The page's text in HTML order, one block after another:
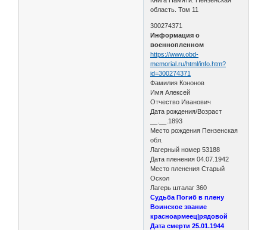
область. Том 11
300274371
Информация о
военнопленном
https://www.obd-
memorial.ru/html/info.htm?
id=300274371
Фамилия Кононов
Имя Алексей
Отчество Иванович
Дата рождения/Возраст
__.__.1893
Место рождения Пензенская
обл.
Лагерный номер 53188
Дата пленения 04.07.1942
Место пленения Старый
Оскол
Лагерь шталаг 360
Судьба Погиб в плену
Воинское звание
красноармеец|рядовой
Дата смерти 25.01.1944